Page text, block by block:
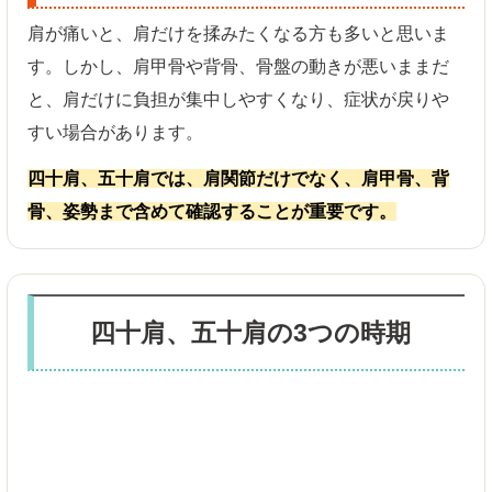
肩が痛いと、肩だけを揉みたくなる方も多いと思いま
す。しかし、肩甲骨や背骨、骨盤の動きが悪いままだ
と、肩だけに負担が集中しやすくなり、症状が戻りや
すい場合があります。
四十肩、五十肩では、肩関節だけでなく、肩甲骨、背
骨、姿勢まで含めて確認することが重要です。
四十肩、五十肩の3つの時期